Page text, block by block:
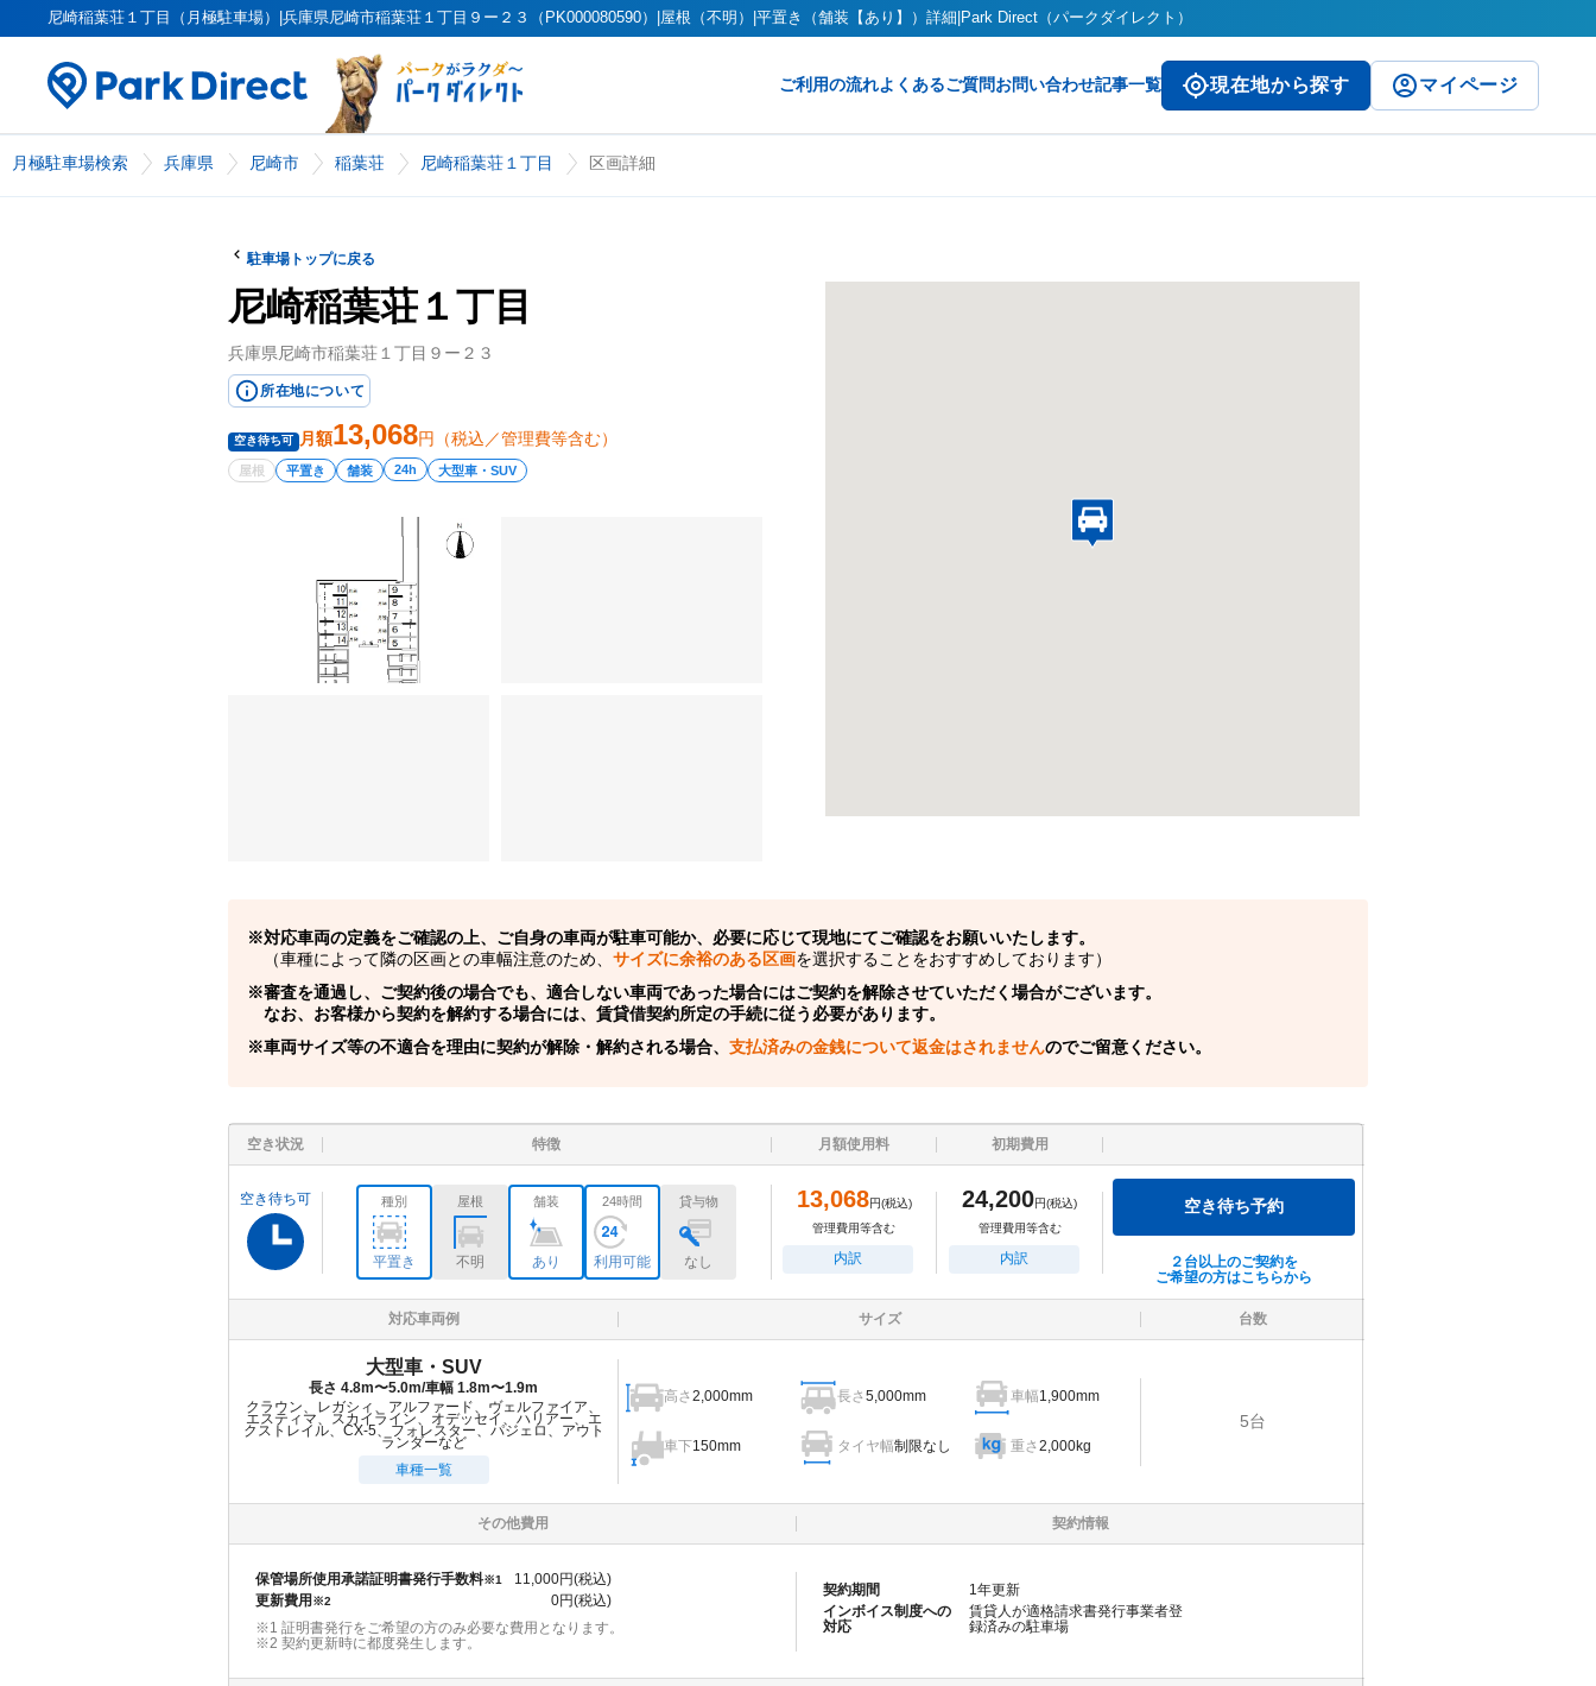
尼崎稲葉荘１丁目（月極駐車場）|兵庫県尼崎市稲葉荘１丁目９ー２３（PK000080590）|屋根（不明）|平置き（舗装【あり】）詳細|Park Direct（パークダイレクト）
ご利用の流れよくあるご質問お問い合わせ記事一覧 現在地から探す マイページ
月極駐車場検索 兵庫県 尼崎市 稲葉荘 尼崎稲葉荘１丁目 区画詳細
駐車場トップに戻る
尼崎稲葉荘１丁目
兵庫県尼崎市稲葉荘１丁目９ー２３
所在地について
空き待ち可 月額13,068円（税込／管理費等含む）
屋根 平置き 舗装 24h 大型車・SUV
対応車両の定義をご確認の上、ご自身の車両が駐車可能か、必要に応じて現地にてご確認をお願いいたします。
（車種によって隣の区画との車幅注意のため、 サイズに余裕のある区画を選択することをおすすめしております）
審査を通過し、ご契約後の場合でも、適合しない車両であった場合にはご契約を解除させていただく場合がございます。
なお、お客様から契約を解約する場合には、賃貸借契約所定の手続に従う必要があります。
車両サイズ等の不適合を理由に契約が解除・解約される場合、 支払済みの金銭について返金はされませんのでご留意ください。
空き状況 特徴 月額使用料 初期費用
空き待ち可 種別
平置き
屋根
不明
舗装
あり
24時間
利用可能
貸与物
なし
13,068円(税込)
管理費用等含む
内訳
24,200円(税込)
管理費用等含む
内訳
空き待ち予約
２台以上のご契約を
ご希望の方はこちらから
対応車両例 サイズ 台数
大型車・SUV
長さ 4.8m〜5.0m/車幅 1.8m〜1.9m
クラウン、レガシィ、アルファード、ヴェルファイア、
エスティマ、スカイライン、オデッセイ、ハリアー、エ
クストレイル、CX-5、フォレスター、パジェロ、アウト
ランダーなど
車種一覧
高さ2,000mm 長さ5,000mm 車幅1,900mm
車下150mm タイヤ幅制限なし 重さ2,000kg
5台
その他費用 契約情報
保管場所使用承諾証明書発行手数料※1 11,000円(税込)
更新費用※2 0円(税込)
※1 証明書発行をご希望の方のみ必要な費用となります。
※2 契約更新時に都度発生します。
契約期間 1年更新
インボイス制度への
対応
賃貸人が適格請求書発行事業者登
録済みの駐車場